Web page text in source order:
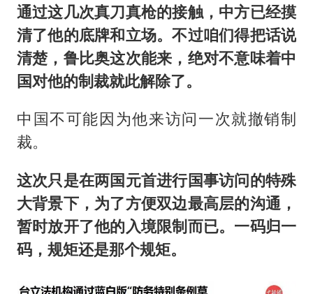
通过这几次真刀真枪的接触，中方已经摸
清了他的底牌和立场。不过咱们得把话说
清楚，鲁比奥这次能来，绝对不意味着中
国对他的制裁就此解除了。
中国不可能因为他来访问一次就撤销制
裁。
这次只是在两国元首进行国事访问的特殊
大背景下，为了方便双边最高层的沟通，
暂时放开了他的入境限制而已。一码归一
码，规矩还是那个规矩。